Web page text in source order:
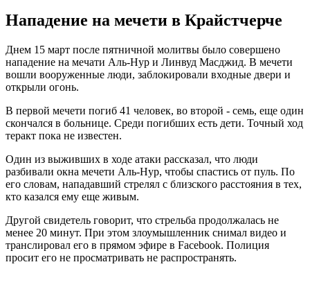
Нападение на мечети в Крайстчерче
Днем 15 март после пятничной молитвы было совершено
нападение на мечати Аль-Нур и Линвуд Масджид. В мечети
вошли вооруженные люди, заблокировали входные двери и
открыли огонь.
В первой мечети погиб 41 человек, во второй - семь, еще один
скончался в больнице. Среди погибших есть дети. Точный ход
теракт пока не известен.
Один из выживших в ходе атаки рассказал, что люди
разбивали окна мечети Аль-Нур, чтобы спастись от пуль. По
его словам, нападавший стрелял с близского расстояния в тех,
кто казался ему еще живым.
Другой свидетель говорит, что стрельба продолжалась не
менее 20 минут. При этом злоумышленник снимал видео и
транслировал его в прямом эфире в Facebook. Полиция
просит его не просматривать не распространять.